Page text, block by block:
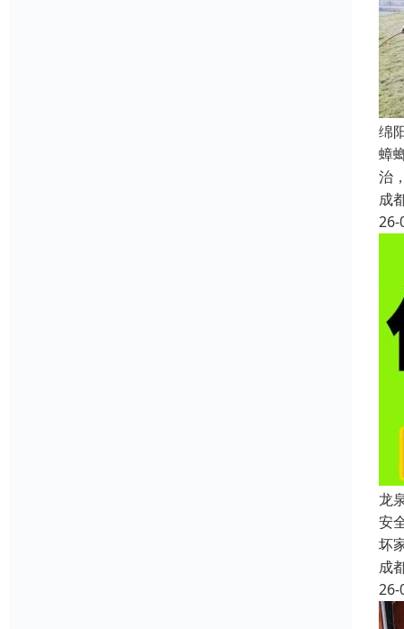
绵
蟑
治
成
26-
龙
安
坏
成
26-